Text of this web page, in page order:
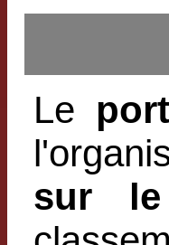
Le
sur